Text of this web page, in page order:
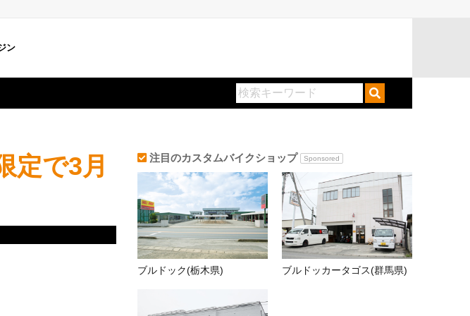
定で3月
注目のカスタムバイクショップ Sponsored
ブルドック(栃木県) ブルドッカータゴス(群馬県)
ン